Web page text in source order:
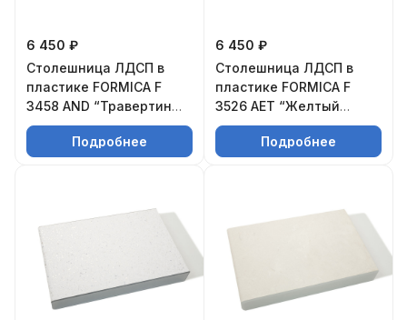
6 450 ₽
Столешница ЛДСП в
пластике FORMICA F
3458 AND “Травертин
сильвер» с
постформингом
Подробнее
6 450 ₽
Столешница ЛДСП в
пластике FORMICA F
3526 AET “Желтый
камень» с
постформингом
Подробнее